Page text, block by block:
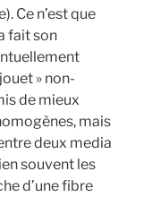
Ce n’est que
fait son
» non-
de mieux
mais
deux media
souvent les
d’une fibre